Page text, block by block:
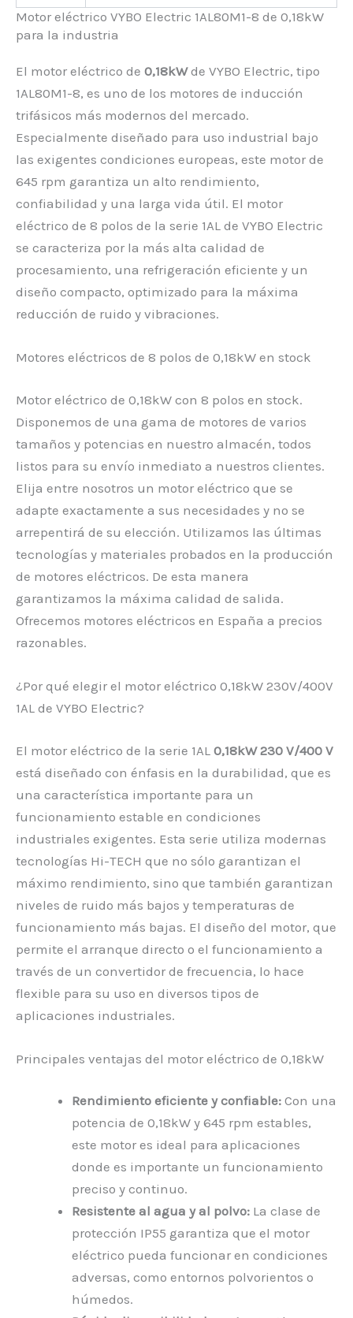
Motor eléctrico VYBO Electric 1AL80M1-8 de 0,18kW
para la industria
El motor eléctrico de 0,18kWde VYBO Electric, tipo
1AL80M1-8, es uno de los motores de inducción
trifásicos más modernos del mercado.
Especialmente diseñado para uso industrial bajo
las exigentes condiciones europeas, este motor de
645 rpm garantiza un alto rendimiento,
confiabilidad y una larga vida útil. El motor
eléctrico de 8 polos de la serie 1AL de VYBO Electric
se caracteriza por la más alta calidad de
procesamiento, una refrigeración eficiente y un
diseño compacto, optimizado para la máxima
reducción de ruido y vibraciones.
Motores eléctricos de 8 polos de 0,18kW en stock
Motor eléctrico de 0,18kW con 8 polos en stock.
Disponemos de una gama de motores de varios
tamaños y potencias en nuestro almacén, todos
listos para su envío inmediato a nuestros clientes.
Elija entre nosotros un motor eléctrico que se
adapte exactamente a sus necesidades y no se
arrepentirá de su elección. Utilizamos las últimas
tecnologías y materiales probados en la producción
de motores eléctricos. De esta manera
garantizamos la máxima calidad de salida.
Ofrecemos motores eléctricos en España a precios
razonables.
¿Por qué elegir el motor eléctrico 0,18kW 230V/400V
1AL de VYBO Electric?
El motor eléctrico de la serie 1AL 0,18kW 230 V/400 V
está diseñado con énfasis en la durabilidad, que es
una característica importante para un
funcionamiento estable en condiciones
industriales exigentes. Esta serie utiliza modernas
tecnologías Hi-TECH que no sólo garantizan el
máximo rendimiento, sino que también garantizan
niveles de ruido más bajos y temperaturas de
funcionamiento más bajas. El diseño del motor, que
permite el arranque directo o el funcionamiento a
través de un convertidor de frecuencia, lo hace
flexible para su uso en diversos tipos de
aplicaciones industriales.
Principales ventajas del motor eléctrico de 0,18kW
Rendimiento eficiente y confiable: Con una
potencia de 0,18kW y 645 rpm estables,
este motor es ideal para aplicaciones
donde es importante un funcionamiento
preciso y continuo.
Resistente al agua y al polvo: La clase de
protección IP55 garantiza que el motor
eléctrico pueda funcionar en condiciones
adversas, como entornos polvorientos o
húmedos.